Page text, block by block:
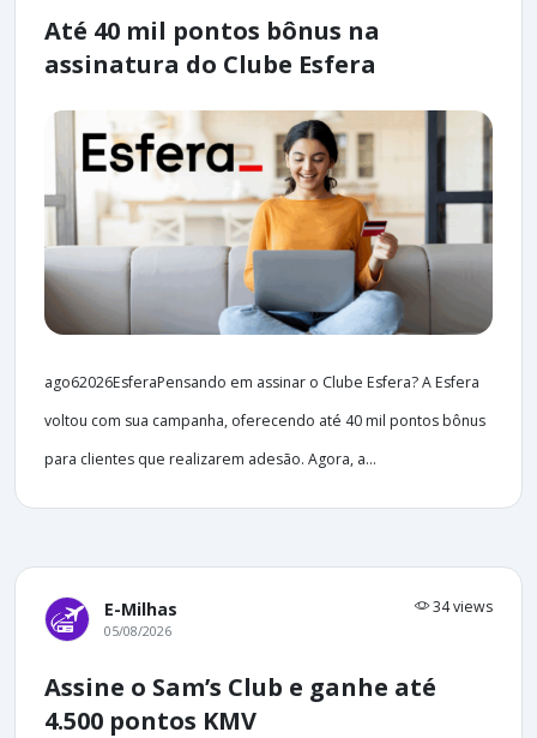
Até 40 mil pontos bônus na
assinatura do Clube Esfera
ago62026EsferaPensando em assinar o Clube Esfera? A Esfera
voltou com sua campanha, oferecendo até 40 mil pontos bônus
para clientes que realizarem adesão. Agora, a...
E-Milhas 34 views
05/08/2026
Assine o Sam’s Club e ganhe até
4.500 pontos KMV